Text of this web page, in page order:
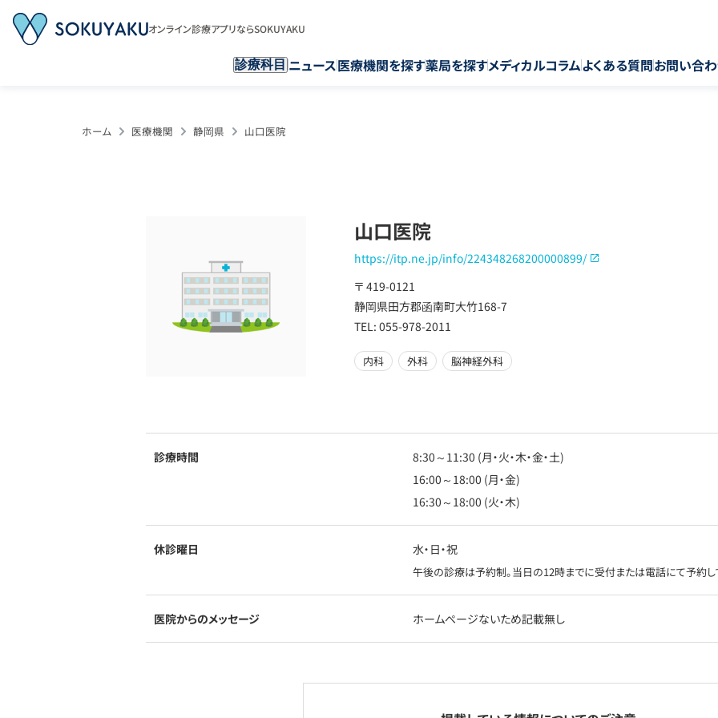
オンライン診療アプリならSOKUYAKU
診療科目 ニュース医療機関を探す薬局を探すメディカルコラムよくある質問お問い合
ホーム 医療機関 静岡県 山口医院
山口医院
https://itp.ne.jp/info/224348268200000899/
〒 419-0121
静岡県田方郡函南町大竹168-7
TEL: 055-978-2011
内科 外科 脳神経外科
診療時間
8:30～11:30 (月・火・木・金・土)
16:00～18:00 (月・金)
16:30～18:00 (火・木)
休診曜日 水・日・祝
午後の診療は予約制。当日の12時までに受付または電話にて予約し
医院からのメッセージ ホームぺージないため記載無し